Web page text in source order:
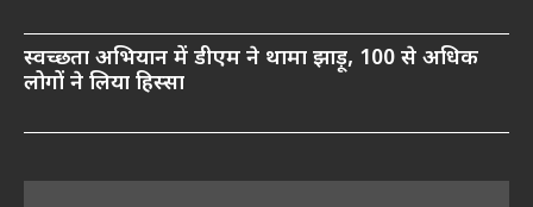
स्वच्छता अभियान में डीएम ने थामा झाड़ू, 100 से अधिक
लोगों ने लिया हिस्सा